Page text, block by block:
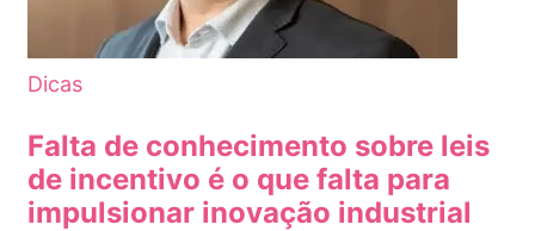
Dicas
Falta de conhecimento sobre leis
de incentivo é o que falta para
impulsionar inovação industrial